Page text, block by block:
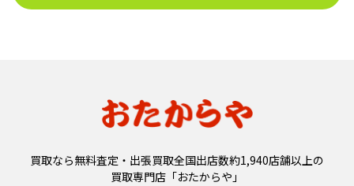
買取なら無料査定・出張買取全国出店数約1,940店舗以上の
買取専門店「おたからや」